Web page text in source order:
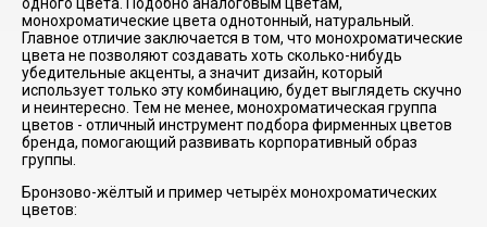
одного цвета. Подобно аналоговым цветам,
монохроматические цвета однотонный, натуральный.
Главное отличие заключается в том, что монохроматические
цвета не позволяют создавать хоть сколько-нибудь
убедительные акценты, а значит дизайн, который
использует только эту комбинацию, будет выглядеть скучно
и неинтересно. Тем не менее, монохроматическая группа
цветов - отличный инструмент подбора фирменных цветов
бренда, помогающий развивать корпоративный образ
группы.
Бронзово-жёлтый и пример четырёх монохроматических
цветов: